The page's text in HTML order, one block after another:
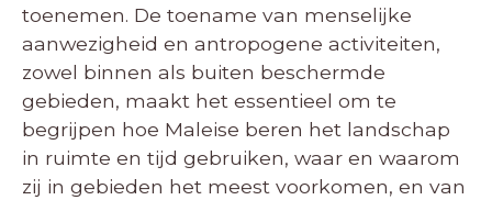
toenemen. De toename van menselijke
aanwezigheid en antropogene activiteiten,
zowel binnen als buiten beschermde
gebieden, maakt het essentieel om te
begrijpen hoe Maleise beren het landschap
in ruimte en tijd gebruiken, waar en waarom
zij in gebieden het meest voorkomen, en van